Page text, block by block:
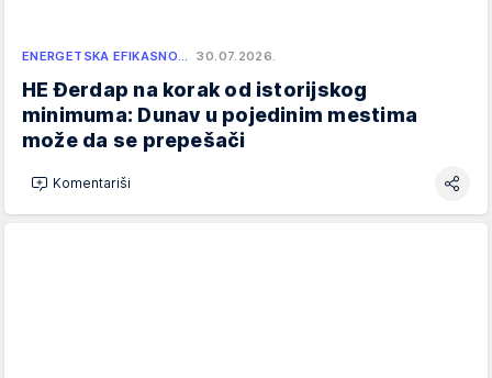
ENERGETSKA EFIKASNO… 30.07.2026.
HE Đerdap na korak od istorijskog
minimuma: Dunav u pojedinim mestima
može da se prepešači
Komentariši